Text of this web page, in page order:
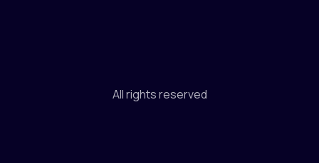
All rights reserved